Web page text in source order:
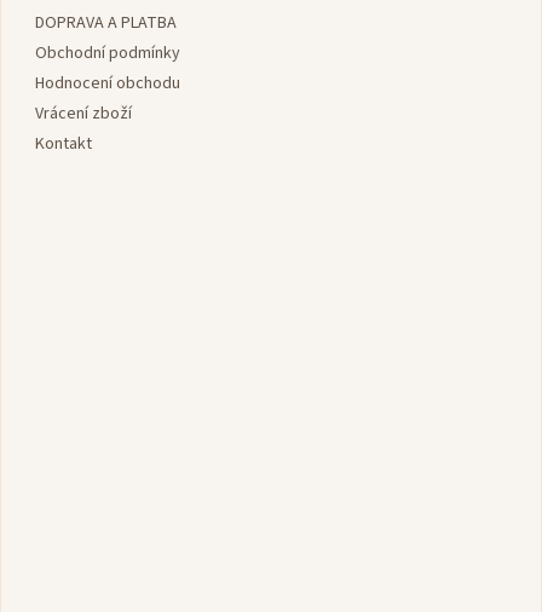
DOPRAVA A PLATBA
Obchodní podmínky
Hodnocení obchodu
Vrácení zboží
Kontakt